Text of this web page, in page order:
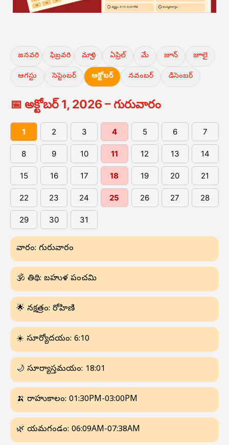
జనవరి ఫిబ్రవరి మార్చి ఏప్రిల్ మే జూన్ జూలై
ఆగస్టు సెప్టెంబర్ అక్టోబర్ నవంబర్ డిసెంబర్
📅 అక్టోబర్ 1, 2026 – గురువారం
1 2 3 4 5 6 7
8 9 10 11 12 13 14
15 16 17 18 19 20 21
22 23 24 25 26 27 28
29 30 31
వారం: గురువారం
🕉 తిథి: బహుళ పంచమి
🌟 నక్షత్రం: రోహిణి
☀️ సూర్యోదయం: 6:10
🌙 సూర్యాస్తమయం: 18:01
🍌 రాహుకాలం: 01:30PM-03:00PM
🌿 యమగండం: 06:09AM-07:38AM